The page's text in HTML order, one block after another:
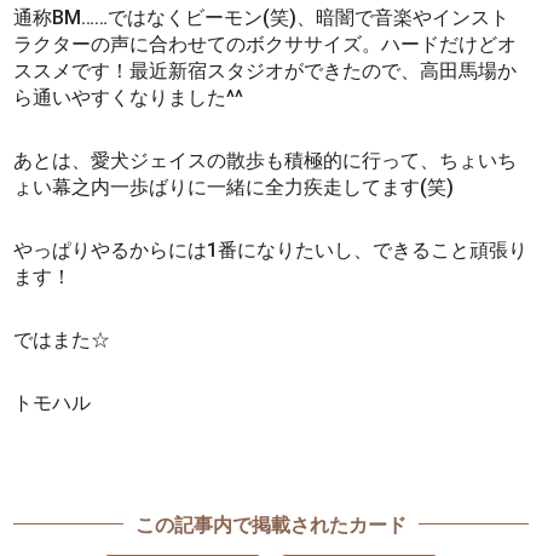
通称BM……ではなくビーモン(笑)、暗闇で音楽やインスト
ラクターの声に合わせてのボクササイズ。ハードだけどオ
ススメです！最近新宿スタジオができたので、高田馬場か
ら通いやすくなりました^^
あとは、愛犬ジェイスの散歩も積極的に行って、ちょいち
ょい幕之内一歩ばりに一緒に全力疾走してます(笑)
やっぱりやるからには1番になりたいし、できること頑張り
ます！
ではまた☆
トモハル
この記事内で掲載されたカード